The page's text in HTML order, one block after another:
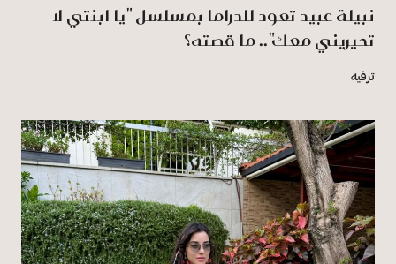
نبيلة عبيد تعود للدراما بمسلسل "يا ابنتي لا
تحيريني معك".. ما قصته؟
ترفيه